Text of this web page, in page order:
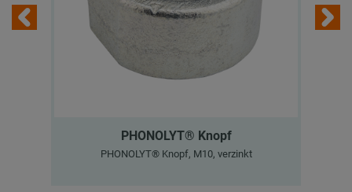
PHONOLYT® Knopf
PHONOLYT® Knopf, M10, verzinkt